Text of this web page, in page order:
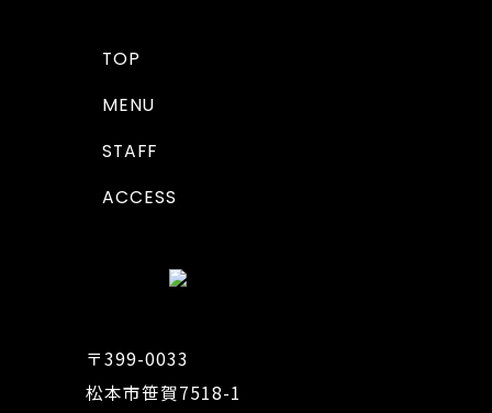
TOP
MENU
STAFF
ACCESS
〒399-0033
松本市笹賀7518-1